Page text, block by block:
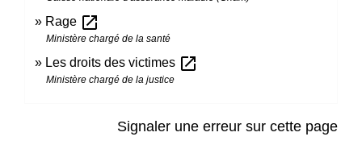
Rage open_in_new
Ministère chargé de la santé
Les droits des victimes open_in_new
Ministère chargé de la justice
Signaler une erreur sur cette page